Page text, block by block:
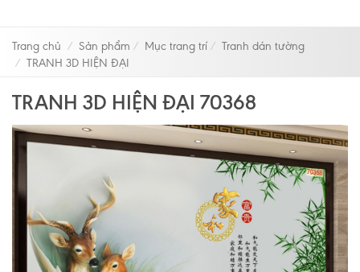
Trang chủ Sản phẩm Mục trang trí
Tranh dán tường
TRANH 3D HIỆN ĐẠI
TRANH 3D HIỆN ĐẠI 70368